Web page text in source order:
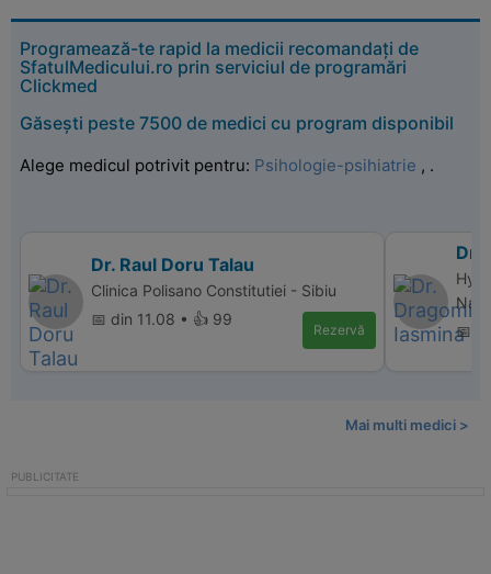
Programează-te rapid la medicii recomandați de
SfatulMedicului.ro prin serviciul de programări
Clickmed
Găsești peste 7500 de medici cu program disponibil
Alege medicul potrivit pentru: Psihologie-psihiatrie , .
Dr. Raul Doru Talau
Clinica Polisano Constitutiei - Sibiu
📅 din 11.08 • 👍 99
Rezervă
Dr.
📅
Mai multi medici >